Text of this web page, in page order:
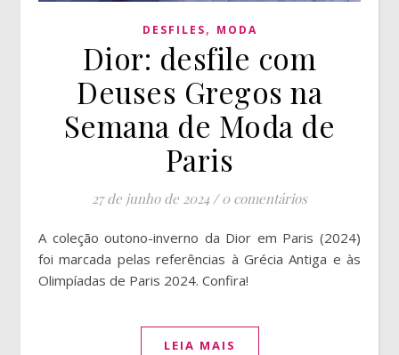
DESFILES, MODA
Dior: desfile com
Deuses Gregos na
Semana de Moda de
Paris
27 de junho de 2024 / 0 comentários
A coleção outono-inverno da Dior em Paris (2024)
foi marcada pelas referências à Grécia Antiga e às
Olimpíadas de Paris 2024. Confira!
LEIA MAIS